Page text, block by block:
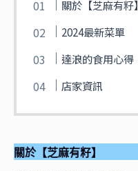
關於【芝麻有籽】
2024最新菜單
達浪的食用心得
店家資訊
關於【芝麻有籽】